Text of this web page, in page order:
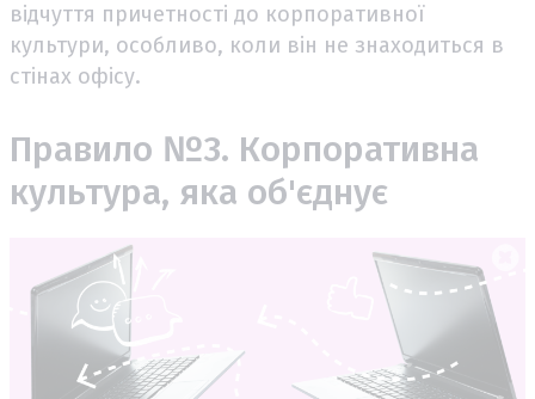
відчуття причетності до корпоративної
культури, особливо, коли він не знаходиться в
стінах офісу.
Правило №3. Корпоративна
культура, яка об'єднує